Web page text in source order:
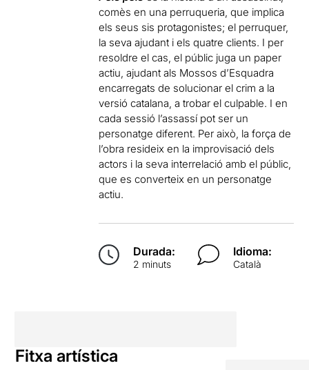
comès en una perruqueria, que implica
els seus sis protagonistes; el perruquer,
la seva ajudant i els quatre clients. I per
resoldre el cas, el públic juga un paper
actiu, ajudant als Mossos d’Esquadra
encarregats de solucionar el crim a la
versió catalana, a trobar el culpable. I en
cada sessió l’assassí pot ser un
personatge diferent. Per això, la força de
l’obra resideix en la improvisació dels
actors i la seva interrelació amb el públic,
que es converteix en un personatge
actiu.
Durada:
2 minuts
Idioma:
Català
Fitxa artística